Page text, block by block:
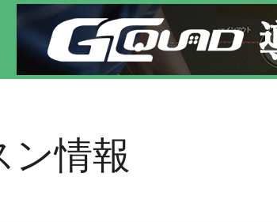
ン！
ン情報